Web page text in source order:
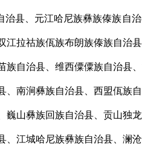
县、元江哈尼族彝族傣族自
拉祜族佤族布朗族傣族自治
族自治县、维西僳僳族自治县
南涧彝族自治县、西盟佤族
巍山彝族回族自治县、贡山独
、江城哈尼族彝族自治县、澜